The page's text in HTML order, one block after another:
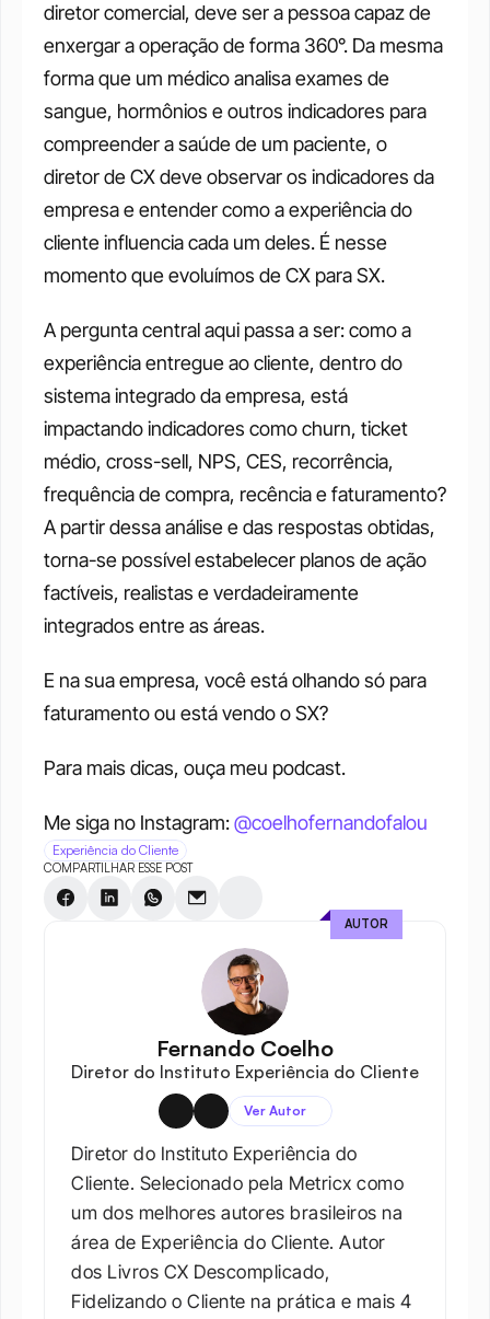
diretor comercial, deve ser a pessoa capaz de
enxergar a operação de forma 360°. Da mesma
forma que um médico analisa exames de
sangue, hormônios e outros indicadores para
compreender a saúde de um paciente, o
diretor de CX deve observar os indicadores da
empresa e entender como a experiência do
cliente influencia cada um deles. É nesse
momento que evoluímos de CX para SX.
A pergunta central aqui passa a ser: como a
experiência entregue ao cliente, dentro do
sistema integrado da empresa, está
impactando indicadores como churn, ticket
médio, cross-sell, NPS, CES, recorrência,
frequência de compra, recência e faturamento?
A partir dessa análise e das respostas obtidas,
torna-se possível estabelecer planos de ação
factíveis, realistas e verdadeiramente
integrados entre as áreas.
E na sua empresa, você está olhando só para
faturamento ou está vendo o SX?
Para mais dicas, ouça meu podcast.
Me siga no Instagram: @coelhofernandofalou
Experiência do Cliente
COMPARTILHAR ESSE POST
Fernando Coelho
Diretor do Instituto Experiência do Cliente
Ver Autor
Diretor do Instituto Experiência do
Cliente. Selecionado pela Metricx como
um dos melhores autores brasileiros na
área de Experiência do Cliente. Autor
dos Livros CX Descomplicado,
Fidelizando o Cliente na prática e mais 4
AUTOR